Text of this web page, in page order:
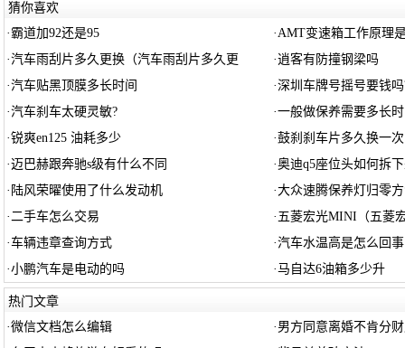
猜你喜欢
·霸道加92还是95 ·AMT变速箱工作原理
·汽车雨刮片多久更换（汽车雨刮片多久更 ·逍客有防撞钢梁吗
·汽车贴黑顶膜多长时间 ·深圳车牌号摇号要钱吗
·汽车刹车太硬灵敏? ·一般做保养需要多长
·锐爽en125 油耗多少 · 鼓刹刹车片多久换一次
·迈巴赫跟奔驰s级有什么不同 ·奥迪q5座位头如何拆
· 陆风荣曜使用了什么发动机 ·大众速腾保养灯归零
·二手车怎么交易 · 五菱宏光MINI（五菱
·车辆违章查询方式 ·汽车水温高是怎么回
·小鹏汽车是电动的吗 ·马自达6油箱多少升
热门文章
·微信文档怎么编辑 · 男方同意离婚不肯分